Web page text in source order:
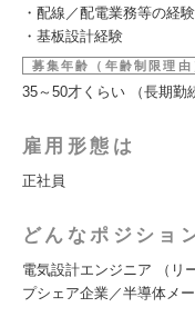
・配線／配電業務等の経
・基板設計経験
募集年齢（年齢制限理由
35～50才くらい （長期勤
雇用形態は
正社員
どんなポジショ
電気設計エンジニア （リ
プシェア企業／半導体メ